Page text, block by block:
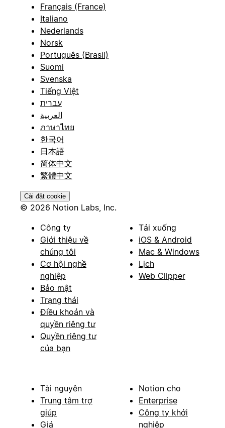
Français (France)
Italiano
Nederlands
Norsk
Português (Brasil)
Suomi
Svenska
Tiếng Việt
עברית
العربية
ภาษาไทย
한국어
日本語
简体中文
繁體中文
Cài đặt cookie
© 2026 Notion Labs, Inc.
Công ty
Giới thiệu về
chúng tôi
Cơ hội nghề
nghiệp
Bảo mật
Trạng thái
Điều khoản và
quyền riêng tư
Quyền riêng tư
của bạn
Tải xuống
iOS & Android
Mac & Windows
Lịch
Web Clipper
Tài nguyên
Trung tâm trợ
giúp
Giá
Notion cho
Enterprise
Công ty khởi
nghiệp